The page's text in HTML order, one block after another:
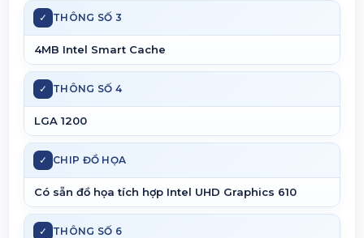
✓ THÔNG SỐ 3
4MB Intel Smart Cache
✓ THÔNG SỐ 4
LGA 1200
✓ CHIP ĐỒ HỌA
Có sẵn đồ họa tích hợp Intel UHD Graphics 610
✓ THÔNG SỐ 6